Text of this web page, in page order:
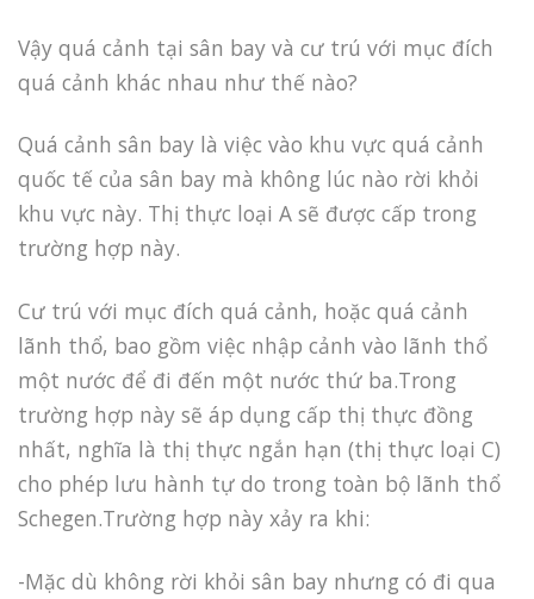
Vậy quá cảnh tại sân bay và cư trú với mục đích
quá cảnh khác nhau như thế nào?
Quá cảnh sân bay là việc vào khu vực quá cảnh
quốc tế của sân bay mà không lúc nào rời khỏi
khu vực này. Thị thực loại A sẽ được cấp trong
trường hợp này.
Cư trú với mục đích quá cảnh, hoặc quá cảnh
lãnh thổ, bao gồm việc nhập cảnh vào lãnh thổ
một nước để đi đến một nước thứ ba.Trong
trường hợp này sẽ áp dụng cấp thị thực đồng
nhất, nghĩa là thị thực ngắn hạn (thị thực loại C)
cho phép lưu hành tự do trong toàn bộ lãnh thổ
Schegen.Trường hợp này xảy ra khi:
-Mặc dù không rời khỏi sân bay nhưng có đi qua